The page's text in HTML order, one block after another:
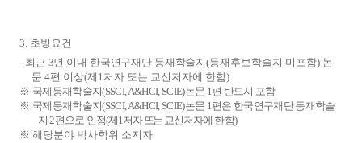
3. 초빙요건
- 최근 3년 이내 한국연구재단 등재학술지(등재후보학술지 미포함) 논
문4편 이상(제 1저자 또는 교신저자에 한함)
※ 국제등재학술지(SSCI, A&HCI, SCIE)논문 1편 반드시 포함
※ 국제등재학술지(SSCI, A&HCI, SCIE)논문 1편은 한국연구재단 등재학술
지2편으로 인정(제1저자 또는 교신저자에 한함)
※ 해당분야 박사학위 소지자